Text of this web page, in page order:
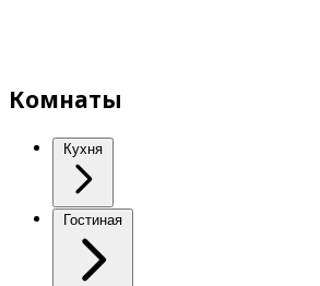
Комнаты
Кухня
Гостиная